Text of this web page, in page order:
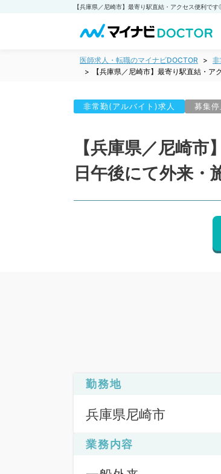
医師求人・転職のマイナビDOCTOR
【兵庫県／尼崎市】最寄り駅直結・
非常勤(アルバイト)求人 募集停
【兵庫県／尼崎
日午後にて外来・
勤務地
兵庫県尼崎市
業務内容